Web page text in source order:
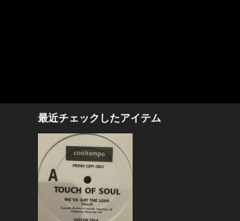
最近チェックしたアイテム